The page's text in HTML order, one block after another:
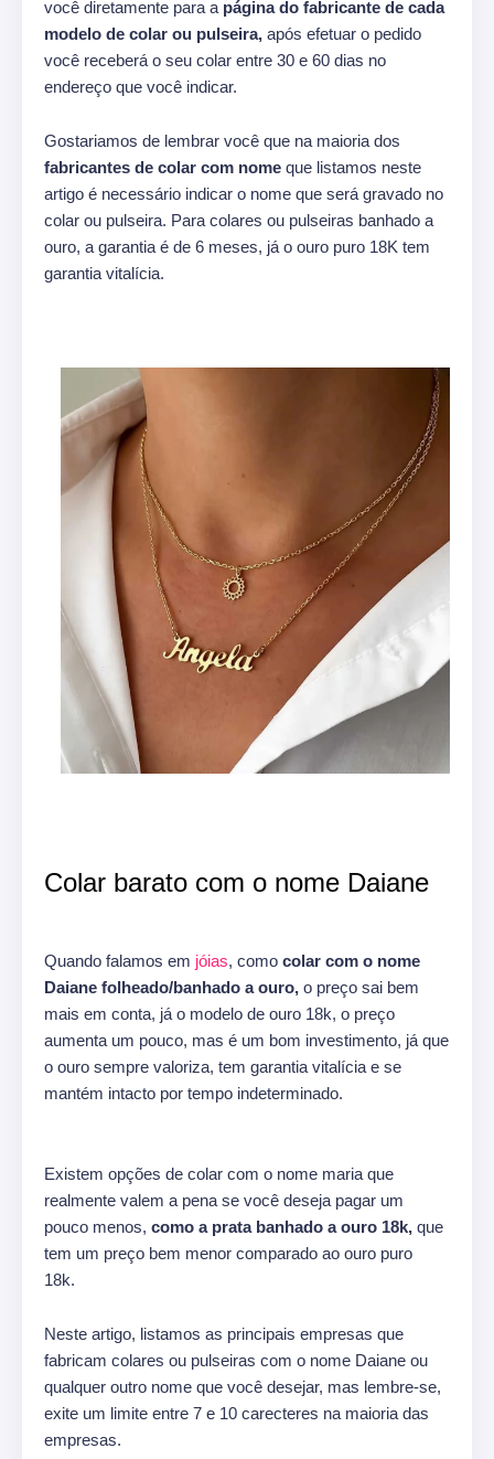
você diretamente para a página do fabricante de cada
modelo de colar ou pulseira, após efetuar o pedido
você receberá o seu colar entre 30 e 60 dias no
endereço que você indicar.
Gostariamos de lembrar você que na maioria dos
fabricantes de colar com nome que listamos neste
artigo é necessário indicar o nome que será gravado no
colar ou pulseira. Para colares ou pulseiras banhado a
ouro, a garantia é de 6 meses, já o ouro puro 18K tem
garantia vitalícia.
Colar barato com o nome Daiane
Quando falamos em jóias, como colar com o nome
Daiane folheado/banhado a ouro, o preço sai bem
mais em conta, já o modelo de ouro 18k, o preço
aumenta um pouco, mas é um bom investimento, já que
o ouro sempre valoriza, tem garantia vitalícia e se
mantém intacto por tempo indeterminado.
Existem opções de colar com o nome maria que
realmente valem a pena se você deseja pagar um
pouco menos, como a prata banhado a ouro 18k, que
tem um preço bem menor comparado ao ouro puro
18k.
Neste artigo, listamos as principais empresas que
fabricam colares ou pulseiras com o nome Daiane ou
qualquer outro nome que você desejar, mas lembre-se,
exite um limite entre 7 e 10 carecteres na maioria das
empresas.